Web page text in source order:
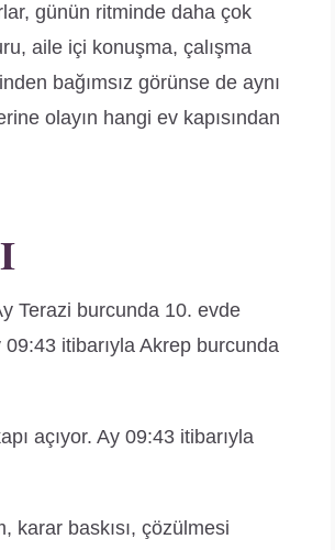
günün ritminde daha çok
aile içi konuşma, çalışma
bağımsız görünse de aynı
olayın hangi ev kapısından
Terazi burcunda 10. evde
09:43 itibarıyla Akrep burcunda
açıyor. Ay 09:43 itibarıyla
karar baskısı, çözülmesi